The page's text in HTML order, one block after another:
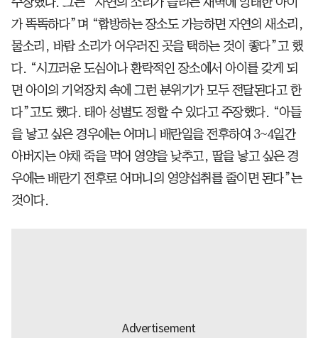
가 똑똑하다”며 “합방하는 장소도 가능하면 자연의 새소리,
물소리, 바람 소리가 어우러진 곳을 택하는 것이 좋다”고 했
다. “시끄러운 도심이나 환락적인 장소에서 아이를 갖게 되
면 아이의 기억장치 속에 그런 분위기가 모두 전달된다고 한
다”고도 했다. 태아 성별도 정할 수 있다고 주장했다. “아들
을 낳고 싶은 경우에는 어머니 배란일을 전후하여 3~4일간
아버지는 야채 죽을 먹어 영양을 낮추고, 딸을 낳고 싶은 경
우에는 배란기 전후로 어머니의 영양섭취를 줄이면 된다”는
것이다.